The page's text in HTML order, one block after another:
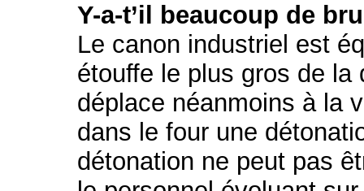
Y-a-t’il beaucoup de
Le canon industriel est
étouffe le plus gros de
déplace néanmoins à la
dans le four une
détonation ne peut pas